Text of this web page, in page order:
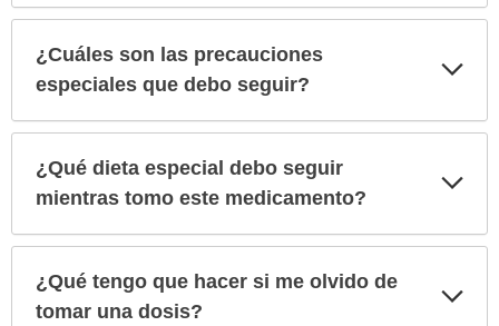
¿Cuáles son las precauciones
especiales que debo seguir?
¿Qué dieta especial debo seguir
mientras tomo este medicamento?
¿Qué tengo que hacer si me olvido de
tomar una dosis?